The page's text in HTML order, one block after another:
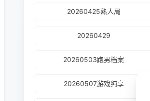
20260425熟人局
20260429
20260503跑男档案
20260507游戏纯享